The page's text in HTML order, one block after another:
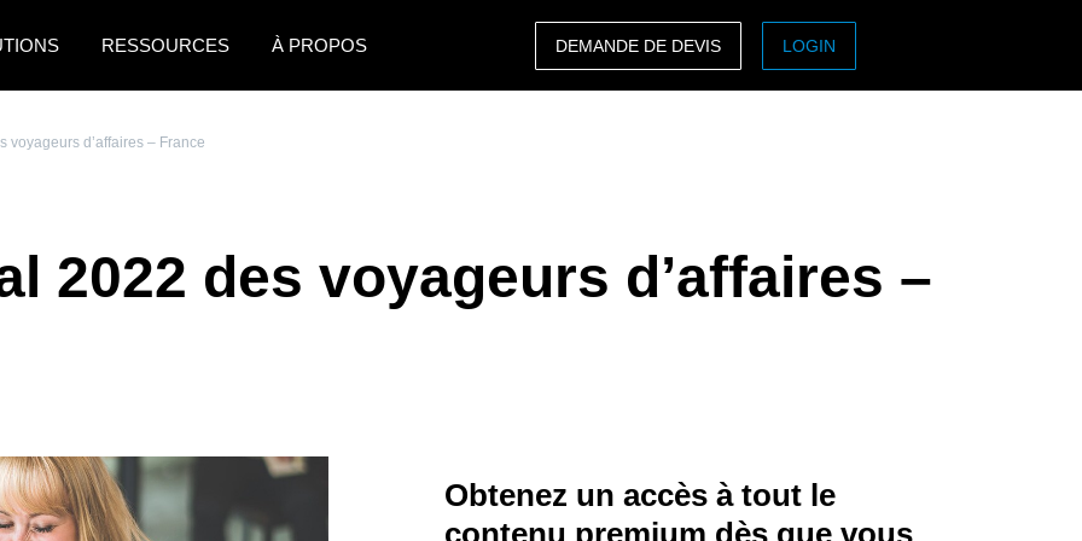
RESSOURCES À PROPOS
Canada (Français) Deutschland (Deutsch) 日本（日本語)
DEMANDE DE DEVIS LOGIN
voyageurs d’affaires – France
2022 des voyageurs d’affaires –
Obtenez un accès à tout le
contenu premium dès que vous